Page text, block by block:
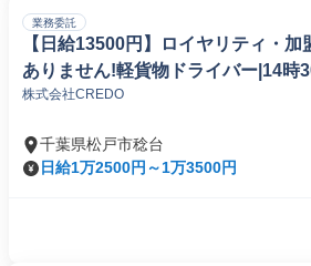
業務委託
【日給13500円】ロイヤリティ・
ありません!軽貨物ドライバー|14時
終了 荷物20〜30個!直行直帰!
株式会社CREDO
千葉県松戸市稔台
日給1万2500円～1万3500円